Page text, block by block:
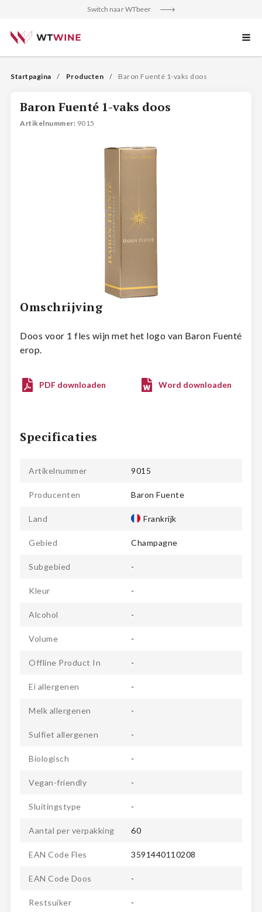
Switch naar WTbeer
Startpagina Producten Baron Fuenté 1-vaks doos
Baron Fuenté 1-vaks doos
Artikelnummer: 9015
Omschrijving
Doos voor 1 fles wijn met het logo van Baron Fuenté
erop.
PDF downloaden Word downloaden
Specificaties
Artikelnummer 9015
Producenten Baron Fuente
Land Frankrijk
Gebied Champagne
Subgebied -
Kleur -
Alcohol -
Volume -
Offline Product In -
Ei allergenen -
Melk allergenen -
Sulfiet allergenen -
Biologisch -
Vegan-friendly -
Sluitingstype -
Aantal per verpakking 60
EAN Code Fles 3591440110208
EAN Code Doos -
Restsuiker -